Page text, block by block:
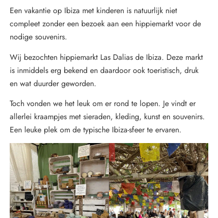
Een vakantie op Ibiza met kinderen is natuurlijk niet
compleet zonder een bezoek aan een hippiemarkt voor de
nodige souvenirs.
Wij bezochten hippiemarkt Las Dalias de Ibiza. Deze markt
is inmiddels erg bekend en daardoor ook toeristisch, druk
en wat duurder geworden.
Toch vonden we het leuk om er rond te lopen. Je vindt er
allerlei kraampjes met sieraden, kleding, kunst en souvenirs.
Een leuke plek om de typische Ibiza-sfeer te ervaren.